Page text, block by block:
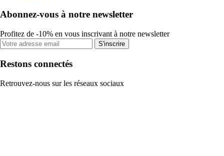
Abonnez-vous à notre newsletter
Profitez de -10% en vous inscrivant à notre newsletter
S'inscrire
Restons connectés
Retrouvez-nous sur les réseaux sociaux